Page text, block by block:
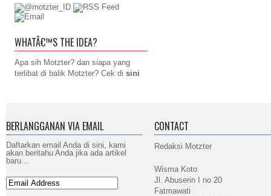
WHATÂ€™S THE IDEA?
Apa sih Motzter? dan siapa yang
terlibat di balik Motzter? Cek di sini
BERLANGGANAN VIA EMAIL
Daftarkan email Anda di sini, kami
akan beritahu Anda jika ada artikel
baru...
CONTACT
Redaksi Motzter
Wisma Koto
Jl. Abuserin I no 20
Fatmawati